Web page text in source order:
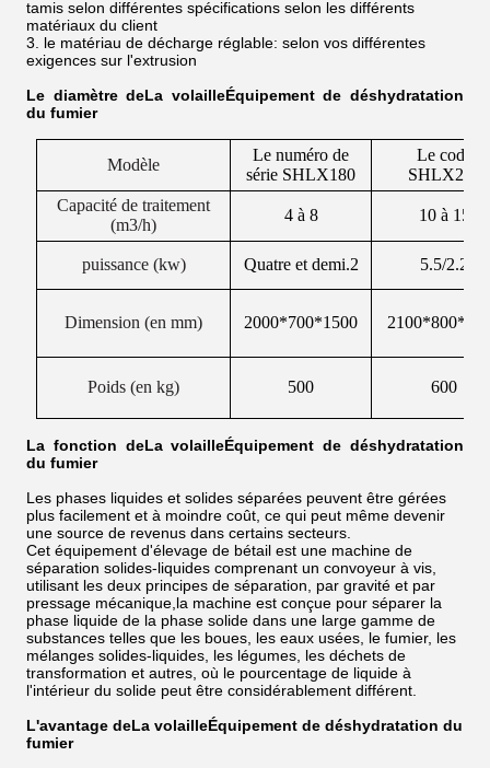
tamis selon différentes spécifications selon les différents
matériaux du client
3. le matériau de décharge réglable: selon vos différentes
exigences sur l'extrusion
Le diamètre deLa volailleÉquipement de déshydratation
du fumier
Modèle
Le numéro de
série SHLX180
Le code
SHLX280
Capacité de traitement
(m3/h)
4 à 8 10 à 15
puissance (kw) Quatre et demi.2 5.5/2.2
Dimension (en mm) 2000*700*1500
Poids (en kg) 500 600
La fonction deLa volailleÉquipement de déshydratation
du fumier
Les phases liquides et solides séparées peuvent être gérées
plus facilement et à moindre coût, ce qui peut même devenir
une source de revenus dans certains secteurs.
Cet équipement d'élevage de bétail est une machine de
séparation solides-liquides comprenant un convoyeur à vis,
utilisant les deux principes de séparation, par gravité et par
pressage mécanique,la machine est conçue pour séparer la
phase liquide de la phase solide dans une large gamme de
substances telles que les boues, les eaux usées, le fumier, les
mélanges solides-liquides, les légumes, les déchets de
transformation et autres, où le pourcentage de liquide à
l'intérieur du solide peut être considérablement différent.
L'avantage deLa volailleÉquipement de déshydratation du
fumier